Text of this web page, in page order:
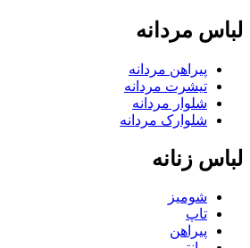
لباس مردانه
پیراهن مردانه
تیشرت مردانه
شلوار مردانه
شلوارک مردانه
لباس زنانه
شومیز
تاپ
پیراهن